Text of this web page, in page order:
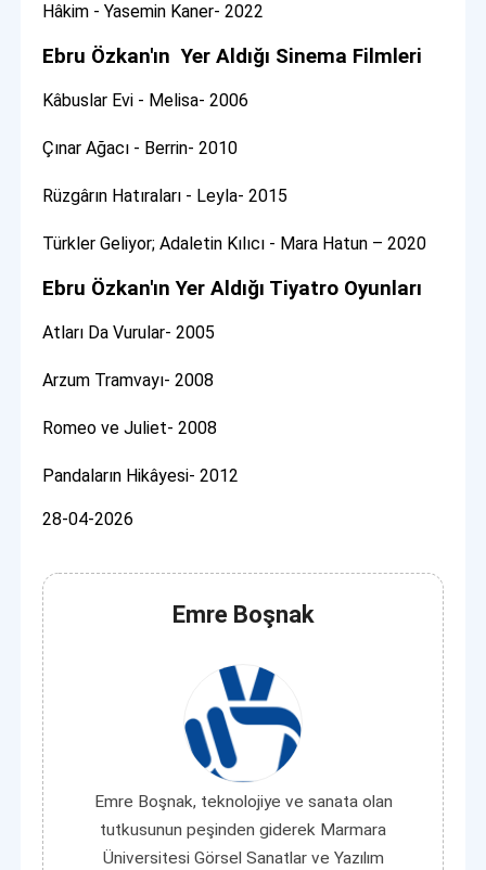
Hâkim - Yasemin Kaner- 2022
Ebru Özkan'ın Yer Aldığı Sinema Filmleri
Kâbuslar Evi - Melisa- 2006
Çınar Ağacı - Berrin- 2010
Rüzgârın Hatıraları - Leyla- 2015
Türkler Geliyor; Adaletin Kılıcı - Mara Hatun – 2020
Ebru Özkan'ın Yer Aldığı Tiyatro Oyunları
Atları Da Vurular- 2005
Arzum Tramvayı- 2008
Romeo ve Juliet- 2008
Pandaların Hikâyesi- 2012
28-04-2026
Emre Boşnak
Emre Boşnak, teknolojiye ve sanata olan
tutkusunun peşinden giderek Marmara
Üniversitesi Görsel Sanatlar ve Yazılım